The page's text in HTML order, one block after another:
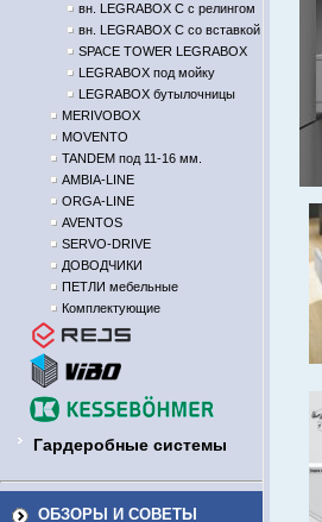
вн. LEGRABOX C с релингом
вн. LEGRABOX C со вставкой
SPACE TOWER LEGRABOX
LEGRABOX под мойку
LEGRABOX бутылочницы
MERIVOBOX
MOVENTO
TANDEM под 11-16 мм.
AMBIA-LINE
ORGA-LINE
AVENTOS
SERVO-DRIVE
ДОВОДЧИКИ
ПЕТЛИ мебельные
Комплектующие
Гардеробные системы
ОБЗОРЫ И СОВЕТЫ